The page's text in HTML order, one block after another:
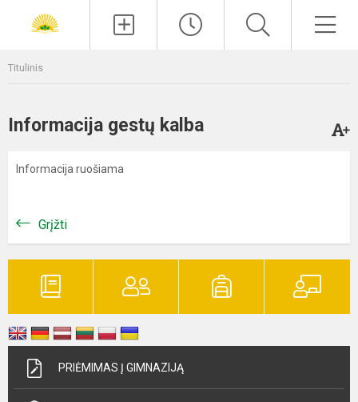
Titulinis
Informacija gestų kalba
Informacija ruošiama
Grįžti
PRIĖMIMAS Į GIMNAZIJĄ